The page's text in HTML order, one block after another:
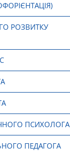
РОЗВИТКУ
ПСИХОЛОГА
ПЕДАГОГА